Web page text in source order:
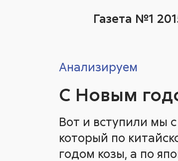
Газета №1
2026
Ещё
Герой
2026
Ещё
Анализируем
С Новым
Вот и вступили мы
который по
годом козы, а по